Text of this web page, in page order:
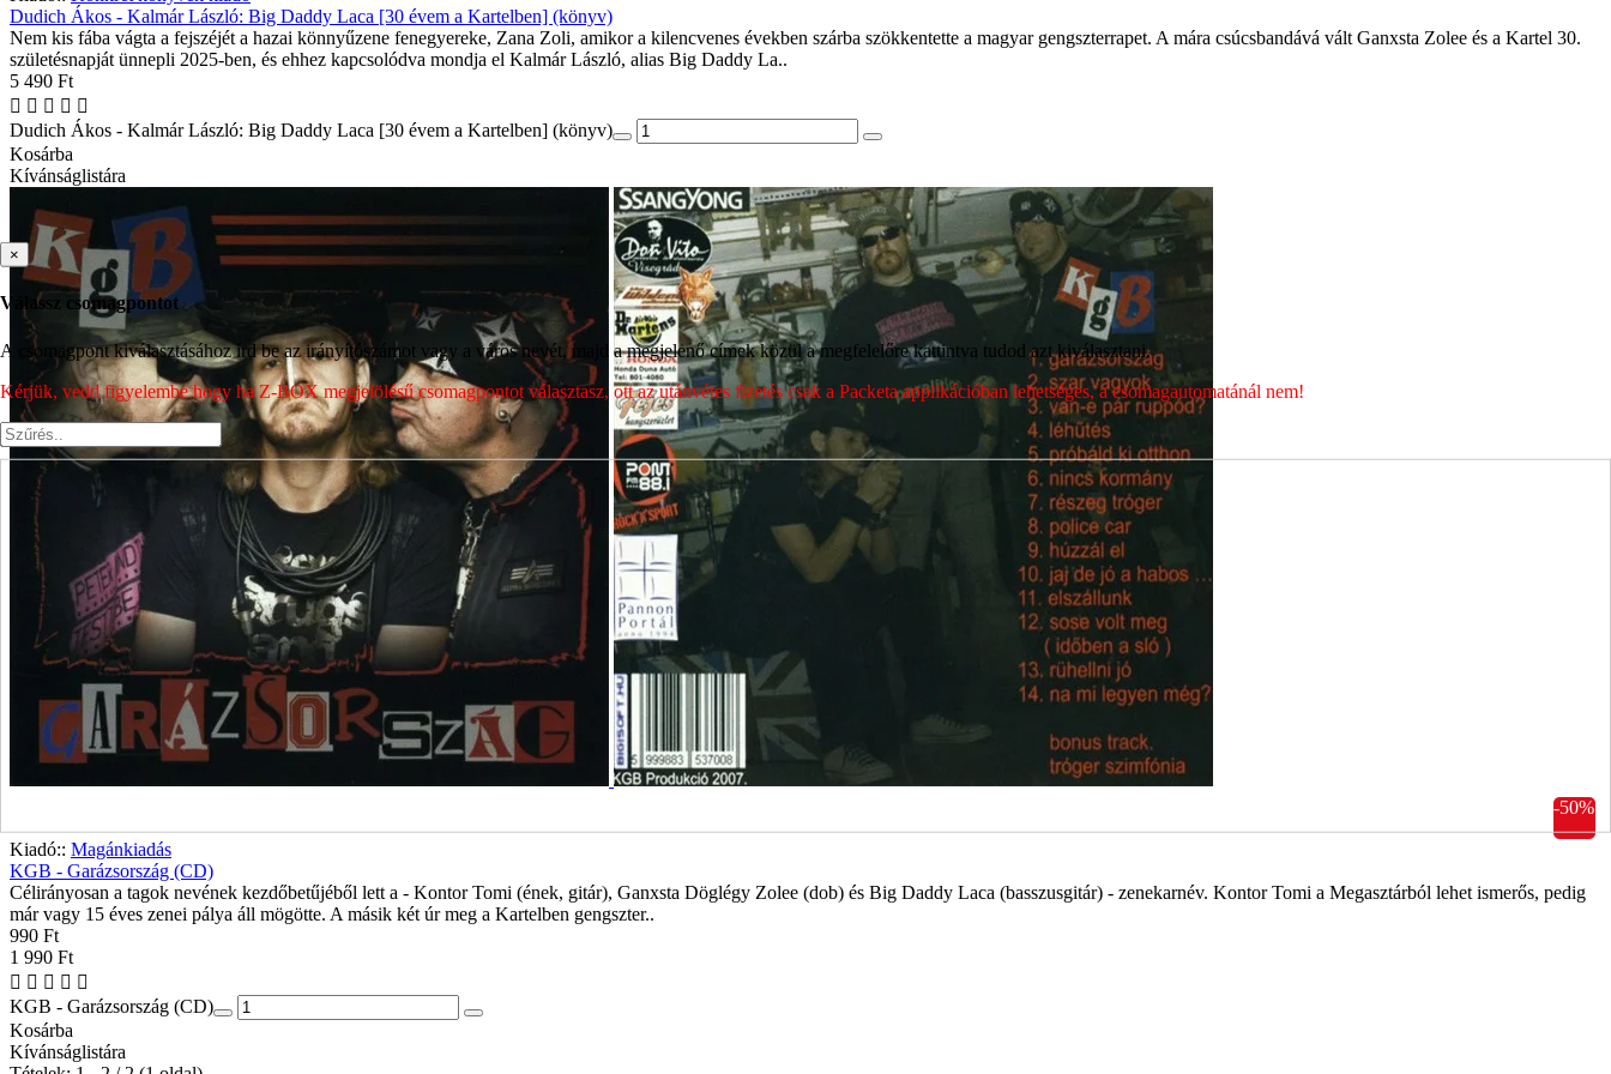
Dudich Ákos - Kalmár László: Big Daddy Laca [30 évem a Kartelben] (könyv)
Nem kis fába vágta a fejszéjét a hazai könnyűzene fenegyereke, Zana Zoli, amikor a kilencvenes években szárba szökkentette a magyar gengszterrapet. A mára csúcsbandává vált Ganxsta Zolee és a Kartel 30.
születésnapját ünnepli 2025-ben, és ehhez kapcsolódva mondja el Kalmár László, alias Big Daddy La..
5 490 Ft
Dudich Ákos - Kalmár László: Big Daddy Laca [30 évem a Kartelben] (könyv)
Kosárba
Kívánságlistára
-50%
Kiadó:: Magánkiadás
KGB - Garázsország (CD)
Célirányosan a tagok nevének kezdőbetűjéből lett a - Kontor Tomi (ének, gitár), Ganxsta Döglégy Zolee (dob) és Big Daddy Laca (basszusgitár) - zenekarnév. Kontor Tomi a Megasztárból lehet ismerős, pedig
már vagy 15 éves zenei pálya áll mögötte. A másik két úr meg a Kartelben gengszter..
990 Ft
1 990 Ft
KGB - Garázsország (CD)
Kosárba
Kívánságlistára
×
Válassz csomagpontot
A csomagpont kiválasztásához írd be az irányítószámot vagy a város nevét, majd a megjelenő címek közül a megfelelőre kattintva tudod azt kiválasztani.
Kérjük, vedd figyelembe hogy ha Z-BOX megjelölésű csomagpontot választasz, ott az utánvétes fizetés csak a Packeta applikációban lehetséges, a csomagautomatánál nem!